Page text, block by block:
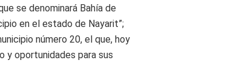
se denominará Bahía de
en el estado de Nayarit”;
número 20, el que, hoy
y oportunidades para sus